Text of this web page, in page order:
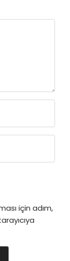
için adım,